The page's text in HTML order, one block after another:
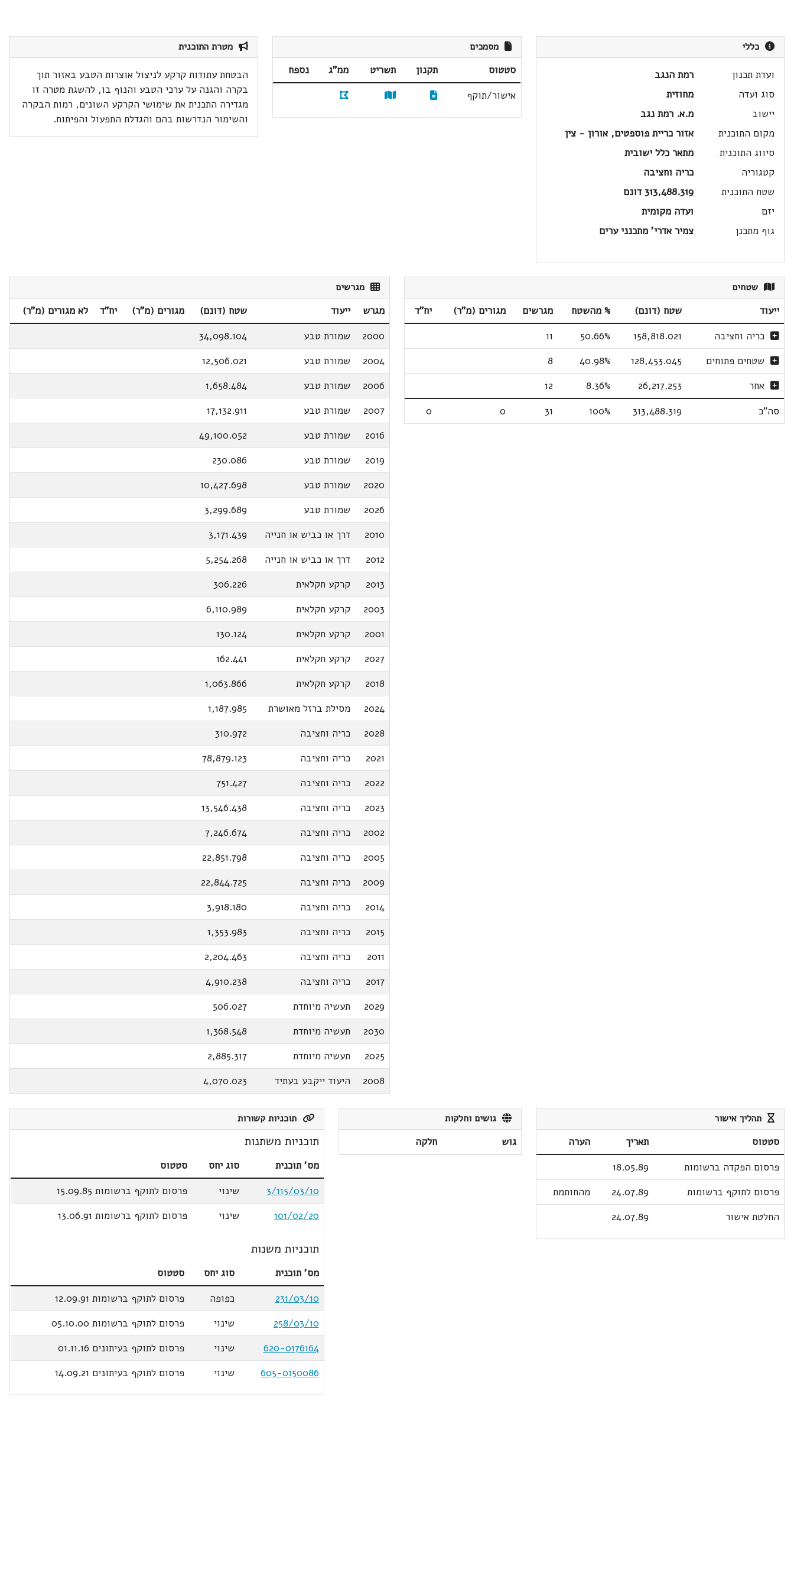
כללי
ועדת תכנון
רמת הנגב
סוג ועדה
מחוזית
יישוב
מ.א. רמת נגב
מקום התוכנית
אזור כריית פוספטים, אורון - צין
סיווג התוכנית
מתאר כלל ישובית
קטגוריה
כריה וחציבה
שטח התוכנית
313,488.319 דונם
יזם
ועדה מקומית
גוף מתכנן
צמיר אדרי' מתכנני ערים
מסמכים
סטטוס תקנון תשריט ממ"ג
נספח
אישור/תוקף
מטרת התוכנית
הבטחת עתודות קרקע לניצול אוצרות הטבע באזור תוך
בקרה והגנה על ערכי הטבע והנוף בו, להשגת מטרה זו
מגדירה התכנית את שימושי הקרקע השונים, רמות הבקרה
והשימור הנדרשות בהם והגדלת התפעול והפיתוח.
שטחים
ייעוד שטח (דונם) % מהשטח מגרשים מגורים (מ"ר)
יח"ד
כריה וחציבה
158,818.021
50.66%
11
שטחים פתוחים
128,453.045
40.98%
8
אחר
26,217.253
8.36%
12
סה"כ
313,488.319
100%
31
0
0
מגרשים
מגרש ייעוד שטח (דונם) מגורים (מ"ר) יח"ד
לא מגורים (מ"ר)
2000
שמורת טבע
34,098.104
2004
שמורת טבע
12,506.021
2006
שמורת טבע
1,658.484
2007
שמורת טבע
17,132.911
2016
שמורת טבע
49,100.052
2019
שמורת טבע
230.086
2020
שמורת טבע
10,427.698
2026
שמורת טבע
3,299.689
2010
דרך או כביש או חנייה
3,171.439
2012
דרך או כביש או חנייה
5,254.268
2013
קרקע חקלאית
306.226
2003
קרקע חקלאית
6,110.989
2001
קרקע חקלאית
130.124
2027
קרקע חקלאית
162.441
2018
קרקע חקלאית
1,063.866
2024
מסילת ברזל מאושרת
1,187.985
2028
כריה וחציבה
310.972
2021
כריה וחציבה
78,879.123
2022
כריה וחציבה
751.427
2023
כריה וחציבה
13,546.438
2002
כריה וחציבה
7,246.674
2005
כריה וחציבה
22,851.798
2009
כריה וחציבה
22,844.725
2014
כריה וחציבה
3,918.180
2015
כריה וחציבה
1,353.983
2011
כריה וחציבה
2,204.463
2017
כריה וחציבה
4,910.238
2029
תעשיה מיוחדת
506.027
2030
תעשיה מיוחדת
1,368.548
2025
תעשיה מיוחדת
2,885.317
2008
היעוד ייקבע בעתיד 4,070.023
תהליך אישור
סטטוס תאריך
הערה
פרסום הפקדה ברשומות
18.05.89
פרסום לתוקף ברשומות
24.07.89
מהחותמת
החלטת אישור
24.07.89
גושים וחלקות
גוש חלקה
תוכניות קשורות
תוכניות משתנות
מס' תוכנית סוג יחס
סטטוס
3/115/03/10
שינוי
פרסום לתוקף ברשומות 15.09.85
101/02/20
שינוי פרסום לתוקף ברשומות 13.06.91
תוכניות משנות
מס' תוכנית סוג יחס
סטטוס
231/03/10
כפופה
פרסום לתוקף ברשומות 12.09.91
258/03/10
שינוי
פרסום לתוקף ברשומות 05.10.00
620-0176164
שינוי
פרסום לתוקף בעיתונים 01.11.16
605-0150086
שינוי פרסום לתוקף בעיתונים 14.09.21